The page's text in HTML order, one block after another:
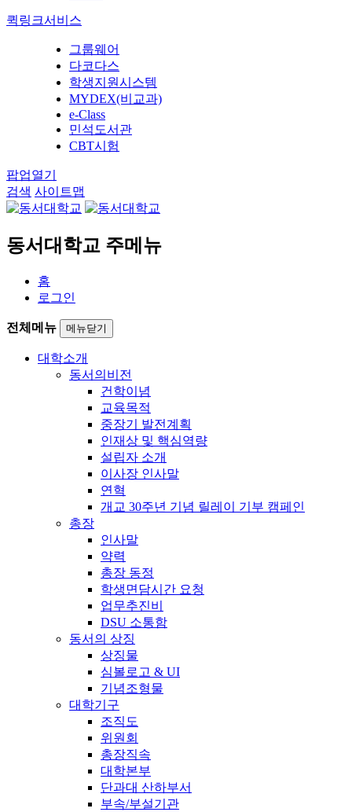
퀵링크서비스
그룹웨어
다코다스
학생지원시스템
MYDEX(비교과)
e-Class
민석도서관
CBT시험
팝업열기
검색 사이트맵
동서대학교 주메뉴
홈
로그인
전체메뉴 메뉴닫기
대학소개
동서의비전
건학이념
교육목적
중장기 발전계획
인재상 및 핵심역량
설립자 소개
이사장 인사말
연혁
개교 30주년 기념 릴레이 기부 캠페인
총장
인사말
약력
총장 동정
학생면담시간 요청
업무추진비
DSU 소통함
동서의 상징
상징물
심볼로고 & UI
기념조형물
대학기구
조직도
위원회
총장직속
대학본부
단과대 산하부서
부속/부설기관